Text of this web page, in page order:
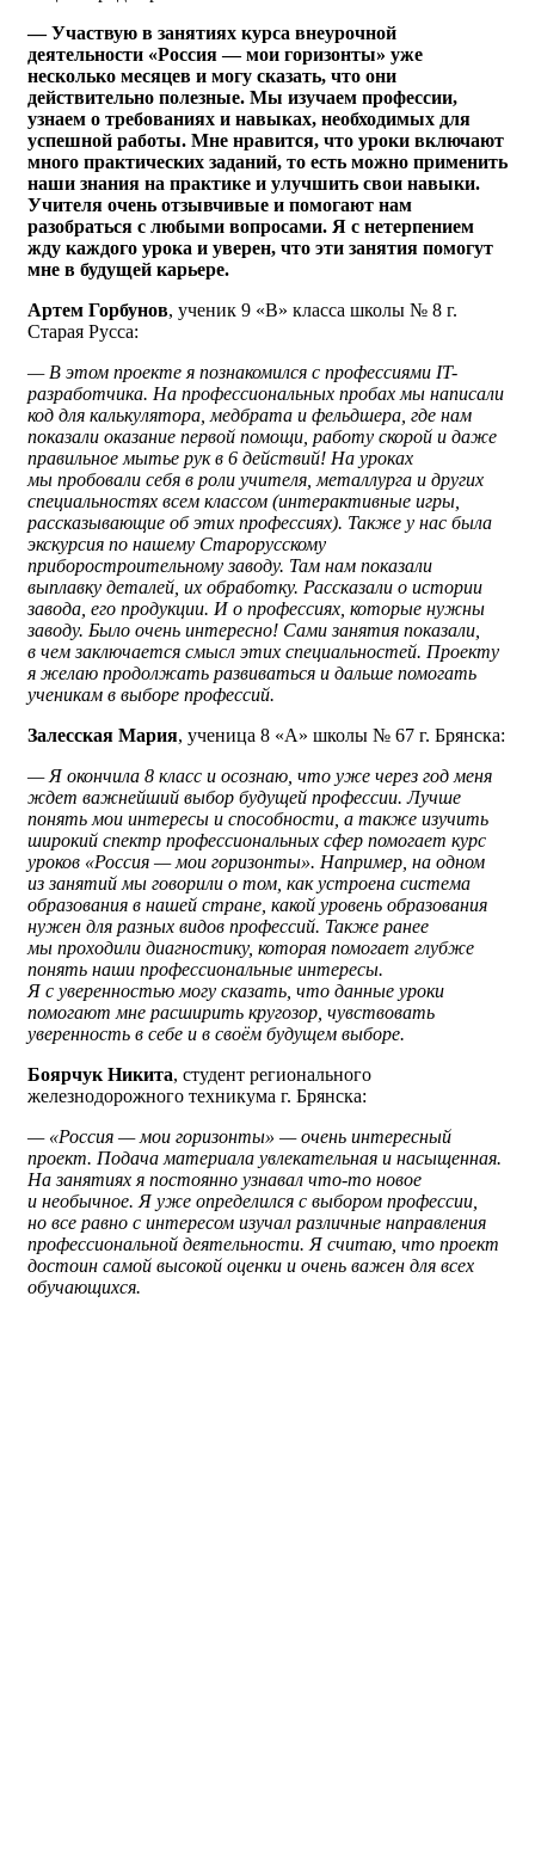
— Участвую в занятиях курса внеурочной
деятельности «Россия — мои горизонты» уже
несколько месяцев и могу сказать, что они
действительно полезные. Мы изучаем профессии,
узнаем о требованиях и навыках, необходимых для
успешной работы. Мне нравится, что уроки включают
много практических заданий, то есть можно применить
наши знания на практике и улучшить свои навыки.
Учителя очень отзывчивые и помогают нам
разобраться с любыми вопросами. Я с нетерпением
жду каждого урока и уверен, что эти занятия помогут
мне в будущей карьере.
Артем Горбунов, ученик 9 «В» класса школы № 8 г.
Старая Русса:
— В этом проекте я познакомился с профессиями IT-
разработчика. На профессиональных пробах мы написали
код для калькулятора, медбрата и фельдшера, где нам
показали оказание первой помощи, работу скорой и даже
правильное мытье рук в 6 действий! На уроках
мы пробовали себя в роли учителя, металлурга и других
специальностях всем классом (интерактивные игры,
рассказывающие об этих профессиях). Также у нас была
экскурсия по нашему Старорусскому
приборостроительному заводу. Там нам показали
выплавку деталей, их обработку. Рассказали о истории
завода, его продукции. И о профессиях, которые нужны
заводу. Было очень интересно! Сами занятия показали,
в чем заключается смысл этих специальностей. Проекту
я желаю продолжать развиваться и дальше помогать
ученикам в выборе профессий.
Залесская Мария, ученица 8 «А» школы № 67 г. Брянска:
— Я окончила 8 класс и осознаю, что уже через год меня
ждет важнейший выбор будущей профессии. Лучше
понять мои интересы и способности, а также изучить
широкий спектр профессиональных сфер помогает курс
уроков «Россия — мои горизонты». Например, на одном
из занятий мы говорили о том, как устроена система
образования в нашей стране, какой уровень образования
нужен для разных видов профессий. Также ранее
мы проходили диагностику, которая помогает глубже
понять наши профессиональные интересы.
Я с уверенностью могу сказать, что данные уроки
помогают мне расширить кругозор, чувствовать
уверенность в себе и в своём будущем выборе.
Боярчук Никита, студент регионального
железнодорожного техникума г. Брянска:
— «Россия — мои горизонты» — очень интересный
проект. Подача материала увлекательная и насыщенная.
На занятиях я постоянно узнавал что-то новое
и необычное. Я уже определился с выбором профессии,
но все равно с интересом изучал различные направления
профессиональной деятельности. Я считаю, что проект
достоин самой высокой оценки и очень важен для всех
обучающихся.